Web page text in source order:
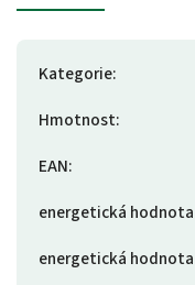
Kategorie:
Hmotnost:
EAN:
energetická
energetická